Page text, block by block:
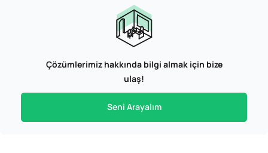
Çözümlerimiz hakkında bilgi almak için bize
ulaş!
Seni Arayalım